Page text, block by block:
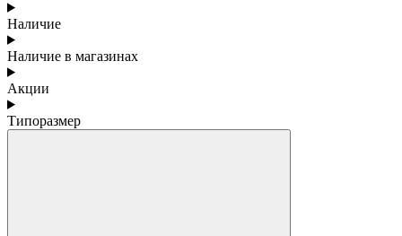
Наличие
Наличие в магазинах
Акции
Типоразмер